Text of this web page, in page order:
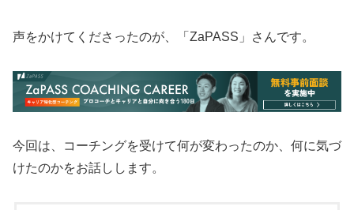
声をかけてくださったのが、「ZaPASS」さんです。
今回は、コーチングを受けて何が変わったのか、何に気づ
けたのかをお話しします。